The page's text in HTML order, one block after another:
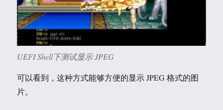
UEFI Shell下测试显示 JPEG
可以看到，这种方式能够方便的显示 JPEG 格式的图
片。